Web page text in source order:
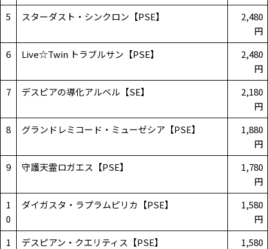
5
スターダスト・シンクロン【PSE】
2,480
円
6
Live☆Twin トラブルサン【PSE】
2,480
円
7
デスピアの導化アルベル【SE】
2,180
円
8
グランドレミコード・ミューゼシア【PSE】
1,880
円
9
守護天霊ロガエス【PSE】
1,780
円
1
0
ダイガスタ・ラプラムピリカ【PSE】
1,580
円
1
デスピアン・クエリティス【PSE】
1,580